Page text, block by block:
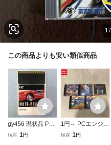
1 /
この商品よりも安い類似商品
gy456 現状品 PC
エンジン HuCAR
現在 1円
1円～ PCエンジン
HuCARD 天聖龍
現在 1円